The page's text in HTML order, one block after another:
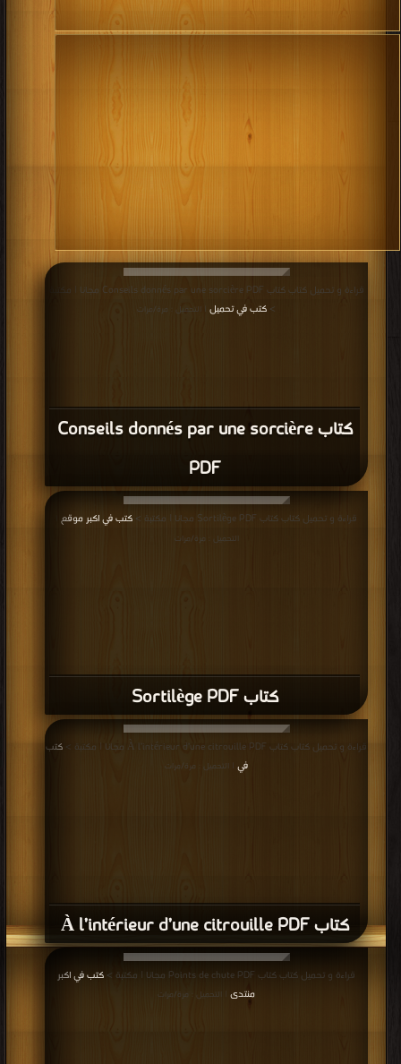
كتاب Conseils donnés par une sorcière
PDF
قراءة و تحميل كتاب كتاب Conseils donnés par une sorcière PDF مجانا | مكتبة
> كتب في تحميل | التحميل : مرة/مرات
كتاب Sortilège PDF
قراءة و تحميل كتاب كتاب Sortilège PDF مجانا | مكتبة > كتب في اكبر موقع
التحميل : مرة/مرات
كتاب À l’intérieur d’une citrouille PDF
قراءة و تحميل كتاب كتاب À l’intérieur d’une citrouille PDF مجانا | مكتبة >
كتب
في
| التحميل : مرة/مرات
قراءة و تحميل كتاب كتاب Points de chute PDF مجانا | مكتبة >
كتب في اكبر
منتدى
| التحميل : مرة/مرات